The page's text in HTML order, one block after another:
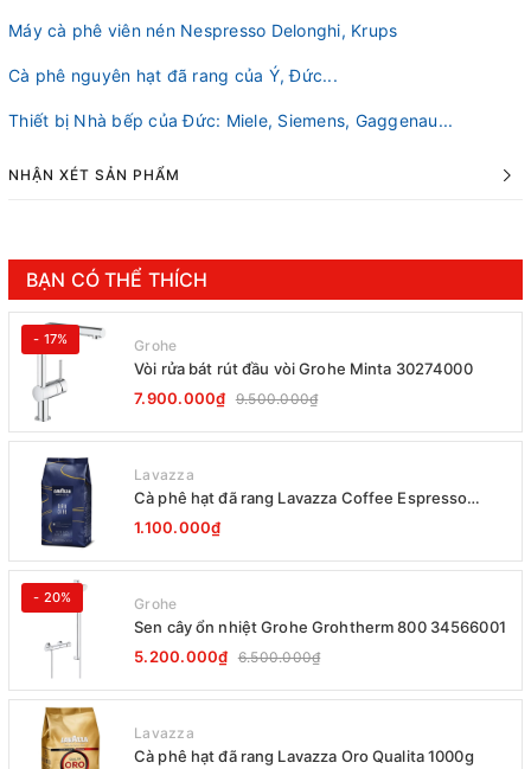
Máy cà phê viên nén Nespresso Delonghi, Krups
Cà phê nguyên hạt đã rang của Ý, Đức...
Thiết bị Nhà bếp của Đức: Miele, Siemens, Gaggenau...
NHẬN XÉT SẢN PHẨM
BẠN CÓ THỂ THÍCH
- 17% Grohe
Vòi rửa bát rút đầu vòi Grohe Minta 30274000
7.900.000₫ 9.500.000₫
Lavazza
Cà phê hạt đã rang Lavazza Coffee Espresso
Super Crema 1000g Date 12-2027
1.100.000₫
- 20% Grohe
Sen cây ổn nhiệt Grohe Grohtherm 800 34566001
5.200.000₫ 6.500.000₫
Lavazza
Cà phê hạt đã rang Lavazza Oro Qualita 1000g